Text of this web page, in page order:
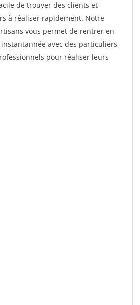
de trouver des clients et
à réaliser rapidement. Notre
vous permet de rentrer en
avec des particuliers
pour réaliser leurs